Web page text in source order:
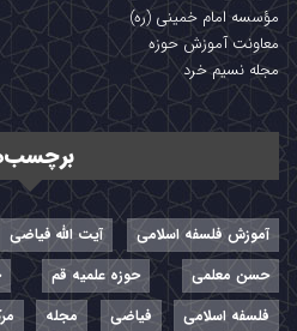
مؤسسه امام خمینی (ره)
معاونت آموزش حوزه
مجله نسیم خرد
آموزش فلسفه اسلامی آیت الله فیاضی
حسن معلمی
حوزه علمیه قم
فلسفه اسلامی
فیاضی مجله